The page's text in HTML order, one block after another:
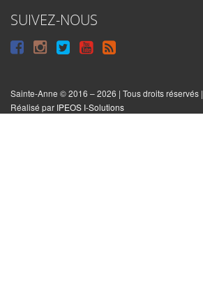
SUIVEZ-NOUS
Suivre
Facebook
Suivre
Instagram
Suivre
Twitter
Syndiquer
le
site
Sainte-Anne © 2016 – 2026 | Tous droits réservés |
Réalisé par IPEOS I-Solutions
Réinitialiser